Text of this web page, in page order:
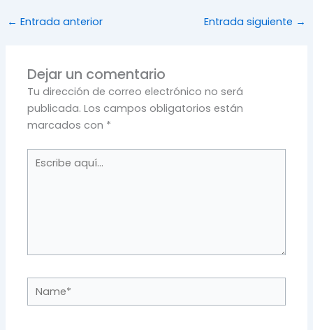
← Entrada anterior Entrada siguiente →
Dejar un comentario
Tu dirección de correo electrónico no será
publicada. Los campos obligatorios están
marcados con *
Escribe
Name*